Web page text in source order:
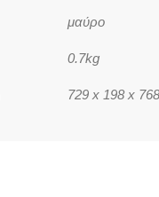
μαύρο
0.7kg
729 x 198 x